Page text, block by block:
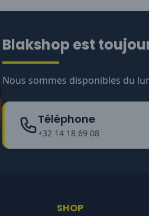
Blakshop est
Nous sommes disponibles du
Téléphone
+32 14 18 69 08
SHOP